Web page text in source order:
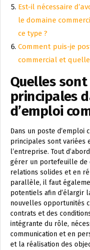
Est-il nécessaire
le domaine
ce type ?
Comment puis-je
commercial et
Quelles
principales
d’emploi
Dans un poste d’emploi
principales sont variées
l’entreprise. Tout
gérer un portefeuille de
relations solides et en
parallèle, il faut
potentiels afin d’élargir
nouvelles opportunités
contrats et des
intégrante du rôle,
communication et en
et la réalisation des